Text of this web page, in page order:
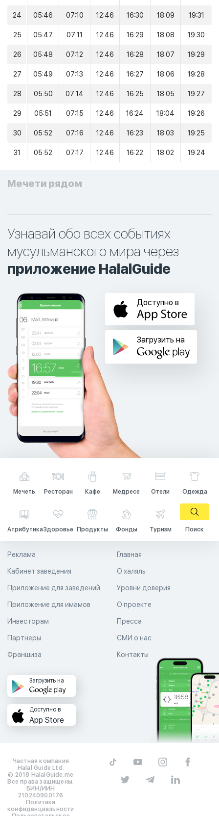
24 05:46 07:10 12:46 16:30 18:09 19:31
25 05:47 07:11 12:46 16:29 18:08 19:30
26 05:48 07:12 12:46 16:28 18:07 19:29
27 05:49 07:13 12:46 16:27 18:06 19:28
28 05:50 07:14 12:46 16:25 18:05 19:27
29 05:51 07:15 12:46 16:24 18:04 19:26
30 05:52 07:16 12:46 16:23 18:03 19:25
31 05:52 07:17 12:46 16:22 18:02 19:24
Мечети рядом
Узнавай обо всех событиях
мусульманского мира через
приложение HalalGuide
Доступно в
Загрузить на
Мечеть Ресторан Кафе Медресе Отели Одежда
АтрибутикаЗдоровье Продукты Фонды Туризм Поиск
Главная
О халяль
Уровни доверия
Реклама
Кабинет заведения
Приложение для заведений
Приложение для имамов О проекте
Пресса
СМИ о нас
Контакты
Инвесторам
Партнеры
Франшиза
Загрузить на
Доступно в
App Store
Частная компания
Halal Guide Ltd.
© 2018 HalalGuide.me
Все права защищены.
БИН/ИИН
210240900176
Политика
конфиденциальности